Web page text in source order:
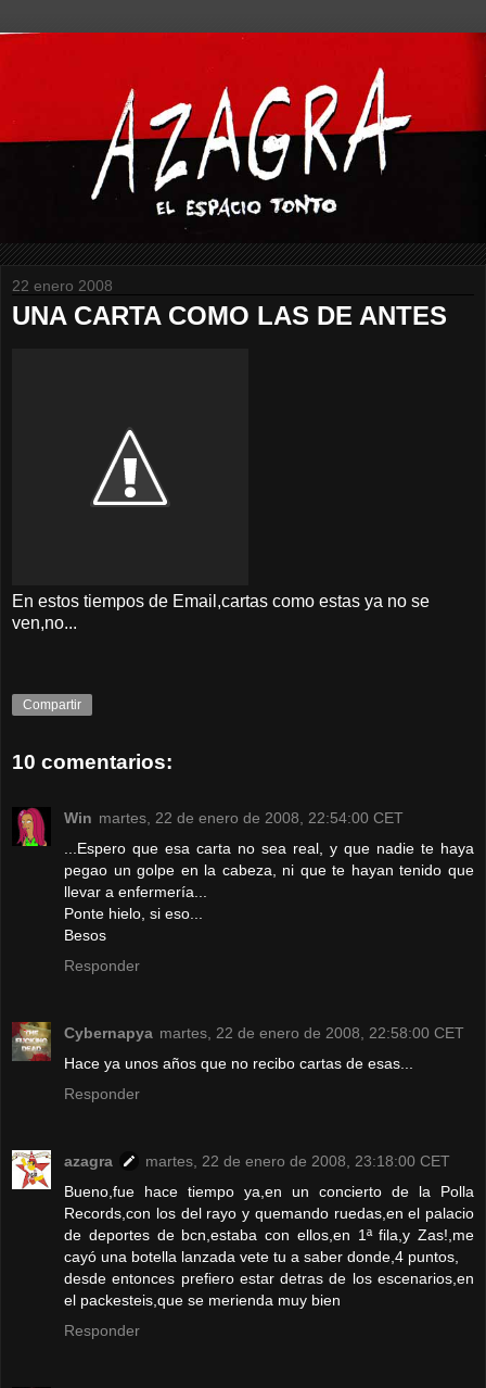
22 enero 2008
UNA CARTA COMO LAS DE ANTES
En estos tiempos de Email,cartas como estas ya no se
ven,no...
Compartir
10 comentarios:
Win martes, 22 de enero de 2008, 22:54:00 CET
...Espero que esa carta no sea real, y que nadie te haya
pegao un golpe en la cabeza, ni que te hayan tenido que
llevar a enfermería...
Ponte hielo, si eso...
Besos
Responder
Cybernapya martes, 22 de enero de 2008, 22:58:00 CET
Hace ya unos años que no recibo cartas de esas...
Responder
azagra
martes, 22 de enero de 2008, 23:18:00 CET
Bueno,fue hace tiempo ya,en un concierto de la Polla
Records,con los del rayo y quemando ruedas,en el palacio
de deportes de bcn,estaba con ellos,en 1ª fila,y Zas!,me
cayó una botella lanzada vete tu a saber donde,4 puntos,
desde entonces prefiero estar detras de los escenarios,en
el packesteis,que se merienda muy bien
Responder